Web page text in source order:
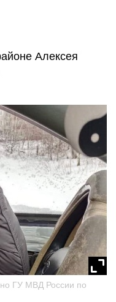
Алексея
ГУ МВД России по